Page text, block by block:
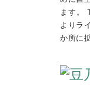
ます。
よりラ
か所に